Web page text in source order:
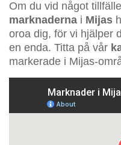
Om du vid något
marknaderna i Mijas
oroa dig, för vi hjälper
en enda. Titta på vår
markerade i Mijas-